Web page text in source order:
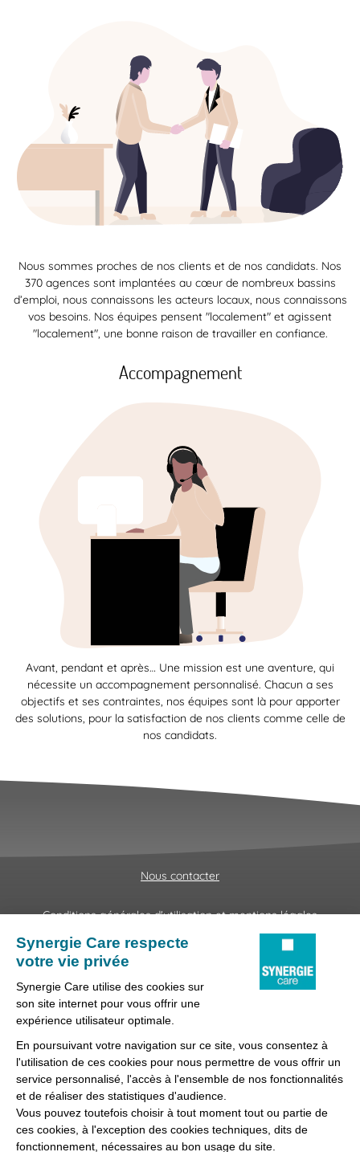
Nous sommes proches de nos clients et de nos candidats. Nos
370 agences sont implantées au cœur de nombreux bassins
d’emploi, nous connaissons les acteurs locaux, nous connaissons
vos besoins. Nos équipes pensent "localement" et agissent
"localement", une bonne raison de travailler en confiance.
Accompagnement
Avant, pendant et après… Une mission est une aventure, qui
nécessite un accompagnement personnalisé. Chacun a ses
objectifs et ses contraintes, nos équipes sont là pour apporter
des solutions, pour la satisfaction de nos clients comme celle de
nos candidats.
Nous contacter
Conditions générales d'utilisation et mentions légales
Fraudes & Hameçonnages
Lanceur d'alertes
Préférences des cookies
Synergie Care, réseau d'agences d'emploi spécialisées dans
la délégation de personnel médical et paramédical, filiale du
groupe Synergie.